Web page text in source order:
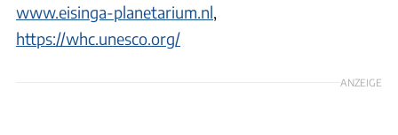
www.eisinga-planetarium.nl
https://whc.unesco.org/
ANZEIGE